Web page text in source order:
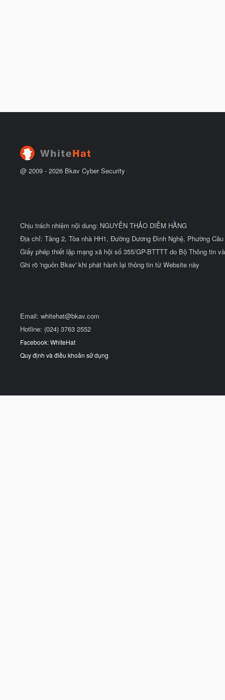
@ 2009 - 2026 Bkav Cyber Security
Chịu trách nhiệm nội dung: NGUYỄN THẢO DIỄM HẰNG
Địa chỉ: Tầng 2, Tòa nhà HH1, Đường Dương Đình Nghệ, Phường
Giấy phép thiết lập mạng xã hội số 355/GP-BTTTT do Bộ Thông tin
Ghi rõ 'nguồn Bkav' khi phát hành lại thông tin từ Website này
Email: whitehat@bkav.com
Hotline: (024) 3763 2552
Facebook: WhiteHat
Quy định và điều khoản sử dụng